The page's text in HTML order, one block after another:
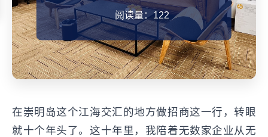
阅读量：122
在崇明岛这个江海交汇的地方做招商这一行，转眼
就十个年头了。这十年里，我陪着无数家企业从无